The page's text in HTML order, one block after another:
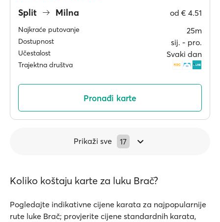
Split Milna od € 4.51
Najkraće putovanje 25m
Dostupnost sij. ‐ pro.
Učestalost Svaki dan
Trajektna društva
Pronađi karte
Prikaži sve 17
Koliko koštaju karte za luku Brač?
Pogledajte indikativne cijene karata za najpopularnije
rute luke Brač; provjerite cijene standardnih karata,